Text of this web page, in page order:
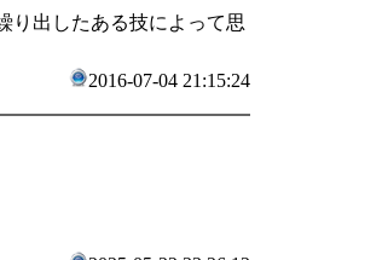
り出したある技によって思
2016-07-04 21:15:24